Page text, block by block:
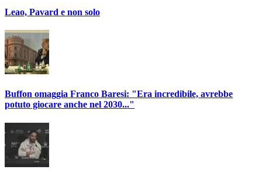
Leao, Pavard e non solo
Buffon omaggia Franco Baresi: "Era incredibile, avrebbe
potuto giocare anche nel 2030..."